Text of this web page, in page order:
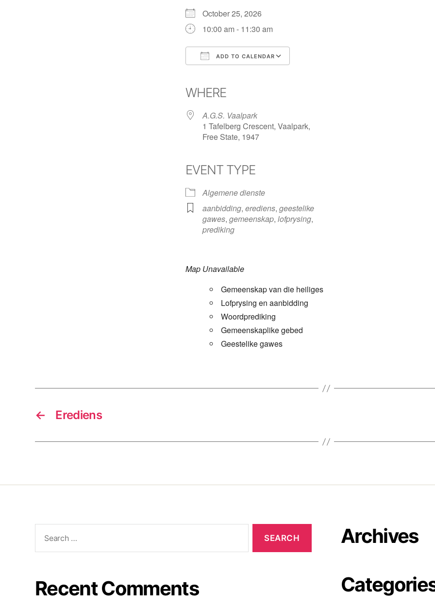
October 25, 2026
10:00 am - 11:30 am
ADD TO CALENDAR
WHERE
A.G.S. Vaalpark
1 Tafelberg Crescent, Vaalpark,
Free State, 1947
EVENT TYPE
Algemene dienste
aanbidding, erediens, geestelike
gawes, gemeenskap, lofprysing,
prediking
Map Unavailable
Gemeenskap van die heiliges
Lofprysing en aanbidding
Woordprediking
Gemeenskaplike gebed
Geestelike gawes
← Erediens
Recent Comments
Archives